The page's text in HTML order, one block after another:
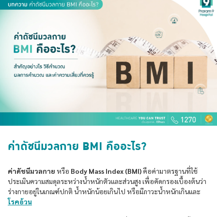
ค่าดัชนีมวลกาย BMI คืออะไร?
ค่าดัชนีมวลกาย หรือ Body Mass Index (BMI)คือค่ามาตรฐานที่ใช้
ประเมินความสมดุลระหว่างน้ำหนักตัวและส่วนสูง เพื่อคัดกรองเบื้องต้นว่า
ร่างกายอยู่ในเกณฑ์ปกติ น้ำหนักน้อยเกินไป หรือมีภาวะน้ำหนักเกินและ
โรคอ้วน